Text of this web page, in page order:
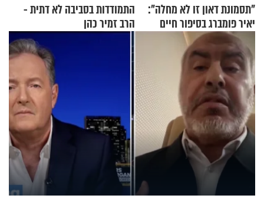
"תסמונת דאון זו לא מחלה":
יאיר פומברג בסיפור חיים
מעורר השראה
התמודדות בסביבה לא דתית -
הרב זמיר כהן